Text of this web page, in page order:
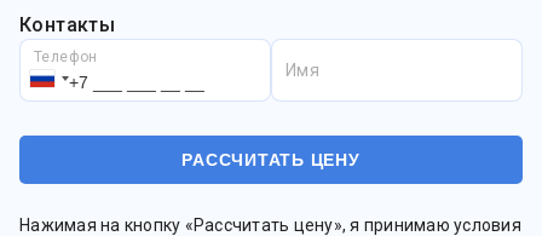
Контакты
Телефон
Имя
Нажимая на кнопку «Рассчитать цену», я принимаю условия